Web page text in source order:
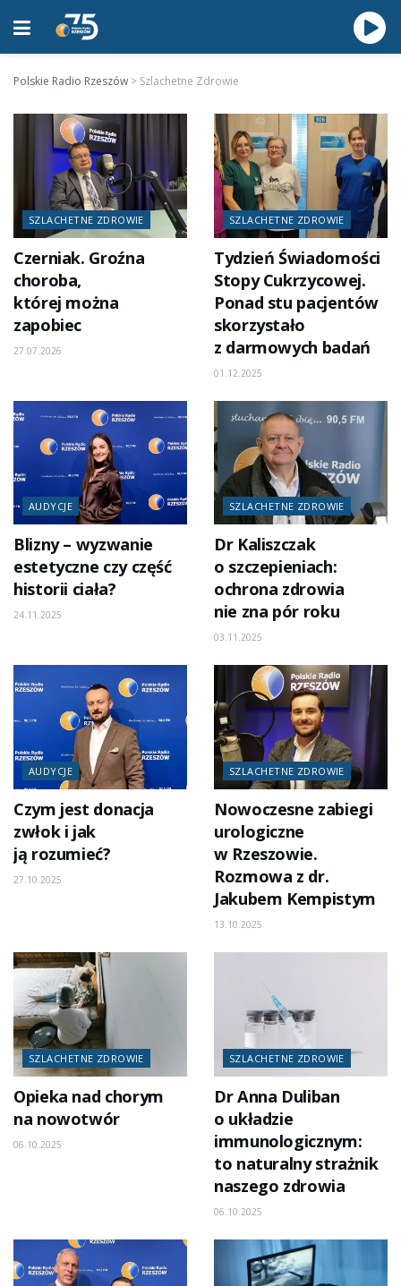
Polskie Radio Rzeszów > Szlachetne Zdrowie
SZLACHETNE ZDROWIE
Czerniak. Groźna
choroba,
której można
zapobiec
27.07.2026
SZLACHETNE ZDROWIE
Tydzień Świadomości
Stopy Cukrzycowej.
Ponad stu pacjentów
skorzystało
z darmowych badań
01.12.2025
AUDYCJE
Blizny – wyzwanie
estetyczne czy część
historii ciała?
24.11.2025
SZLACHETNE ZDROWIE
Dr Kaliszczak
o szczepieniach:
ochrona zdrowia
nie zna pór roku
03.11.2025
AUDYCJE
Czym jest donacja
zwłok i jak
ją rozumieć?
27.10.2025
SZLACHETNE ZDROWIE
Nowoczesne zabiegi
urologiczne
w Rzeszowie.
Rozmowa z dr.
Jakubem Kempistym
13.10.2025
SZLACHETNE ZDROWIE
Opieka nad chorym
na nowotwór
06.10.2025
SZLACHETNE ZDROWIE
Dr Anna Duliban
o układzie
immunologicznym:
to naturalny strażnik
naszego zdrowia
06.10.2025